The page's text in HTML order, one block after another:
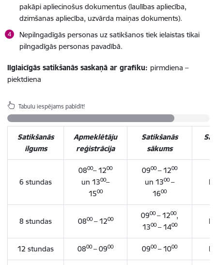
pakāpi apliecinošus dokumentus (laulības apliecība,
dzimšanas apliecība, uzvārda maiņas dokuments).
Nepilngadīgās personas uz satikšanos tiek ielaistas tikai
pilngadīgās personas pavadībā.
Ilglaicīgās satikšanās saskaņā ar grafiku: pirmdiena –
piektdiena
Tabulu iespējams pabīdīt!
Satikšanās
ilgums
Apmeklētāju
reģistrācija
Satikšanās
sākums
6 stundas
0800– 1200
un 1300–
1500
0900– 1200
un 1300–
1600
8 stundas 0800– 1200 0900– 1200,
1300– 1400
12 stundas 0800– 0900 0900– 1000